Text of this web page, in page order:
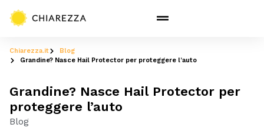
Chiarezza.it
Blog
Grandine? Nasce Hail Protector per proteggere l’auto
Grandine? Nasce Hail Protector per
proteggere l’auto
Blog